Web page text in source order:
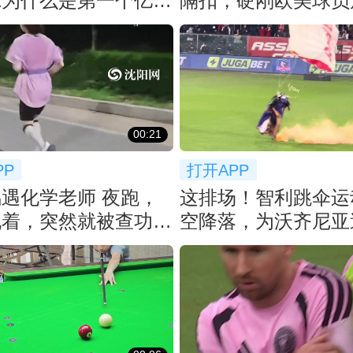
篮。
00:21
化学老师 夜跑，
，突然就被查功
打开APP
这排场！智利跳伞
空降落，为沃齐尼
洛科洛球衣